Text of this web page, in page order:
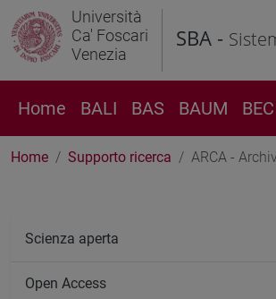
Università
Ca' Foscari
Venezia
SBA -
Home BALI BAS BAUM BEC
Home Supporto ricerca ARCA -
Scienza aperta
Open Access